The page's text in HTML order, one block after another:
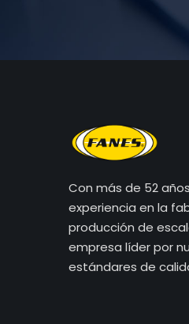
Con más de 52
experiencia en la
producción de
empresa líder por
estándares de